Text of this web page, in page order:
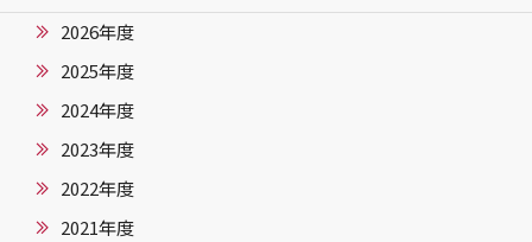
2026年度
2025年度
2024年度
2023年度
2022年度
2021年度